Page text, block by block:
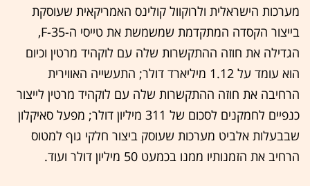
מערכות הישראלית ולרוקוול קולינס האמריקאית שעוסקת
בייצור הקסדה המתקדמת שמשמשת את טייסי ה-F-35,
הגדילה את חוזה ההתקשרות שלה עם לוקהיד מרטין וכיום
הוא עומד על 1.12 מיליארד דולר; התעשייה האווירית
הרחיבה את חוזה ההתקשרות שלה עם לוקהיד מרטין לייצור
כנפיים לחמקנים לסכום של 311 מיליון דולר; מפעל סאיקלון
שבבעלות אלביט מערכות שעוסק ביצור חלקי גוף למטוס
הרחיב את הזמנותיו ממנו בכמעט 50 מיליון דולר ועוד.